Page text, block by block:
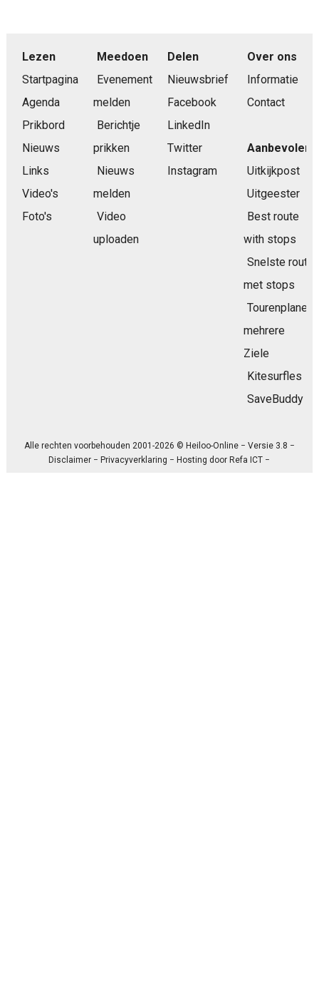
Lezen
Startpagina
Agenda
Prikbord
Nieuws
Links
Video's
Foto's
Meedoen
Evenement
melden
Berichtje
prikken
Nieuws
melden
Video
uploaden
Delen
Nieuwsbrief
Facebook
LinkedIn
Twitter
Instagram
Over ons
Informatie
Contact
Aanbevolen
Uitkijkpost
Uitgeester
Best route
with stops
Snelste route
met stops
Tourenplaner
mehrere
Ziele
Kitesurfles
SaveBuddy
Alle rechten voorbehouden 2001-2026 © Heiloo-Online − Versie 3.8 −
Disclaimer −Privacyverklaring − Hosting doorRefa ICT −